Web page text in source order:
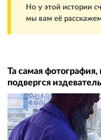
Но у этой истории
мы вам её
Та самая
подвергся